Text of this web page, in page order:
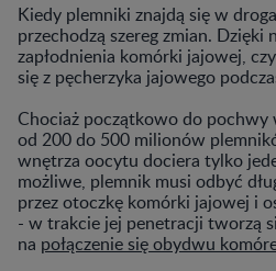
Kiedy plemniki znajdą się w
przechodzą szereg zmian. Dzięki
zapłodnienia komórki jajowej,
się z pęcherzyka jajowego
Chociaż początkowo do
od 200 do 500 milionów
wnętrza oocytu dociera tylko
możliwe, plemnik musi odbyć
przez otoczkę komórki jajowej i
- w trakcie jej penetracji tworzą
na połączenie się obydwu